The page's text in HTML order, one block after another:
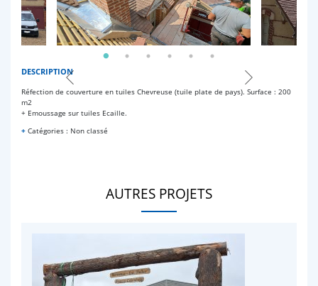
DESCRIPTION
Réfection de couverture en tuiles Chevreuse (tuile plate de pays). Surface : 200
m2
+ Emoussage sur tuiles Ecaille.
+ Catégories : Non classé
AUTRES PROJETS